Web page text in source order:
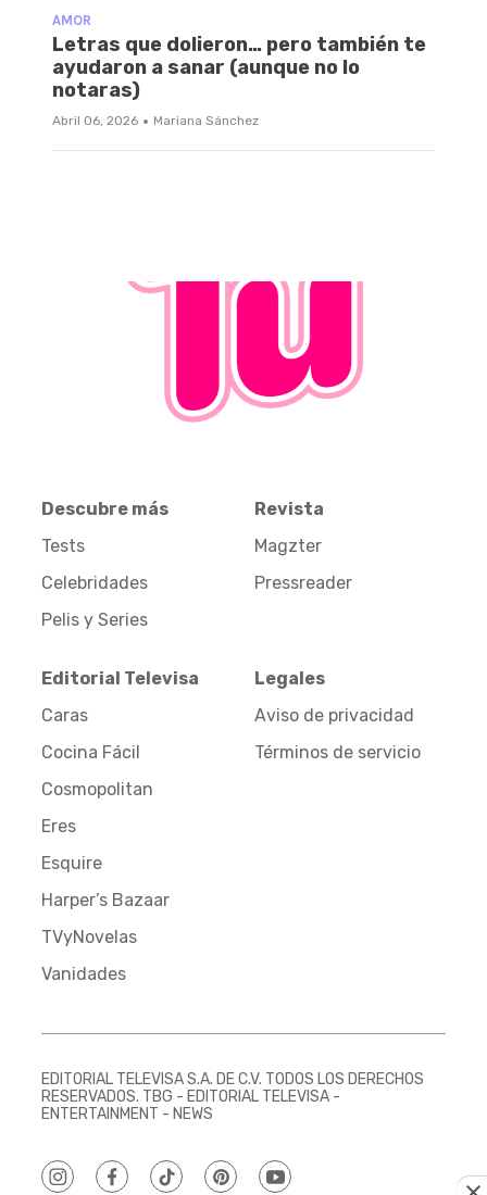
AMOR
Letras que dolieron… pero también te
ayudaron a sanar (aunque no lo
notaras)
Abril 06, 2026 · Mariana Sánchez
Descubre más
Tests
Celebridades
Pelis y Series
Revista
Magzter
Pressreader
Editorial Televisa
Caras
Cocina Fácil
Cosmopolitan
Eres
Esquire
Harper’s Bazaar
TVyNovelas
Vanidades
Legales
Aviso de privacidad
Términos de servicio
EDITORIAL TELEVISA S.A. DE C.V. TODOS LOS DERECHOS
RESERVADOS. TBG - EDITORIAL TELEVISA -
ENTERTAINMENT - NEWS
instagramfacebooktiktokpinterestyoutube